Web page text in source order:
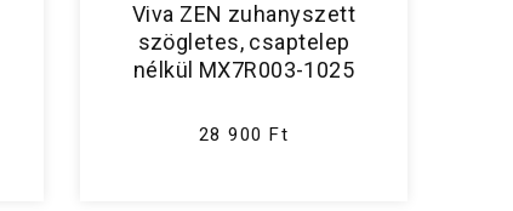
Viva ZEN zuhanyszett
szögletes, csaptelep
nélkül MX7R003-1025
28 900 Ft